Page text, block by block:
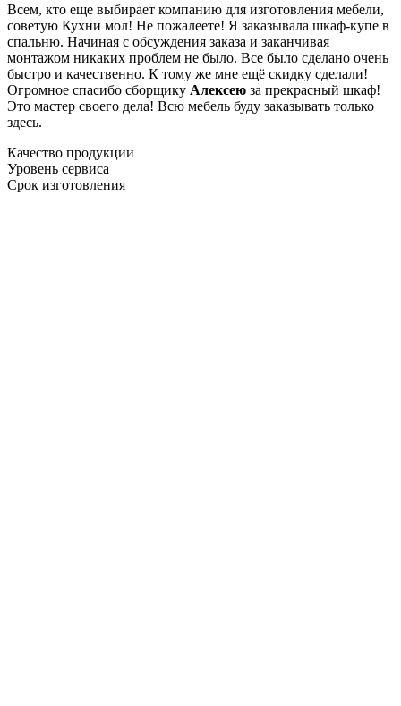
Всем, кто еще выбирает компанию для изготовления мебели,
советую Кухни мол! Не пожалеете! Я заказывала шкаф-купе в
спальню. Начиная с обсуждения заказа и заканчивая
монтажом никаких проблем не было. Все было сделано очень
быстро и качественно. К тому же мне ещё скидку сделали!
Огромное спасибо сборщику Алексею за прекрасный шкаф!
Это мастер своего дела! Всю мебель буду заказывать только
здесь.
Качество продукции
Уровень сервиса
Срок изготовления